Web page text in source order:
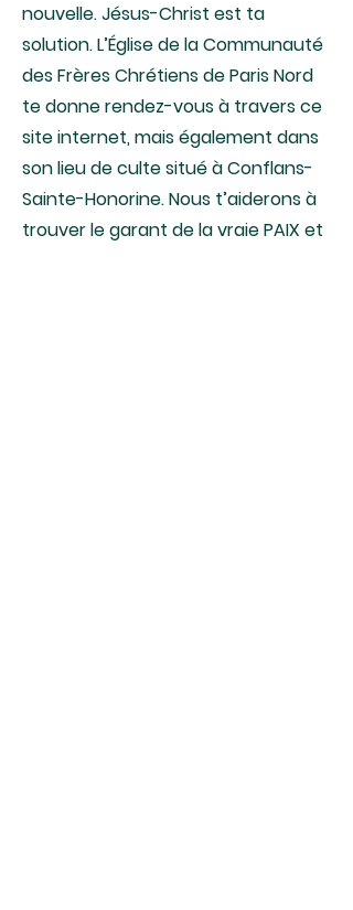
nouvelle. Jésus-Christ est ta
solution. L’Église de la Communauté
des Frères Chrétiens de Paris Nord
te donne rendez-vous à travers ce
site internet, mais également dans
son lieu de culte situé à Conflans-
Sainte-Honorine. Nous t’aiderons à
trouver le garant de la vraie PAIX et